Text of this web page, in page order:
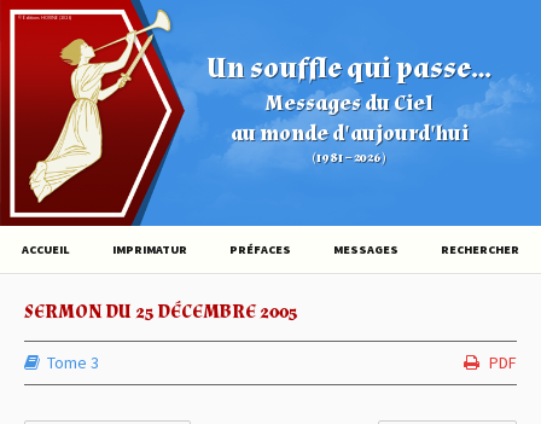
Un souffle qui passe...
Messages du Ciel
au monde d'aujourd'hui
(1981 – 2026)
© Éditions HOVINE (2026)
ACCUEIL IMPRIMATUR PRÉFACES MESSAGES RECHERCHER
SERMON DU 25 DÉCEMBRE 2005
Tome 3 PDF